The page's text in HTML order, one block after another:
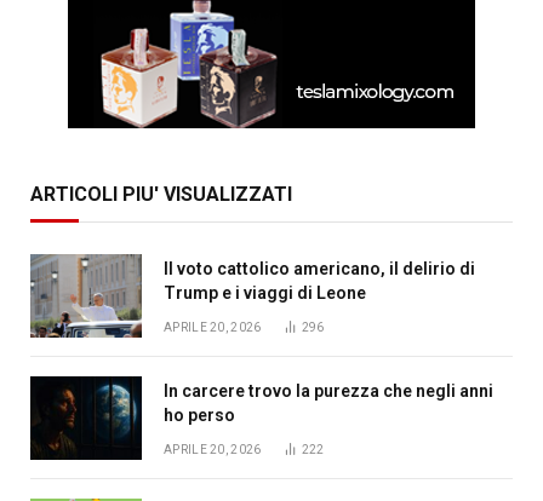
ARTICOLI PIU' VISUALIZZATI
Il voto cattolico americano, il delirio di
Trump e i viaggi di Leone
APRILE 20, 2026 296
In carcere trovo la purezza che negli anni
ho perso
APRILE 20, 2026 222